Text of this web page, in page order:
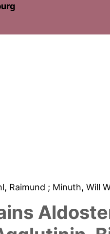
Raimund ; Minuth, Will